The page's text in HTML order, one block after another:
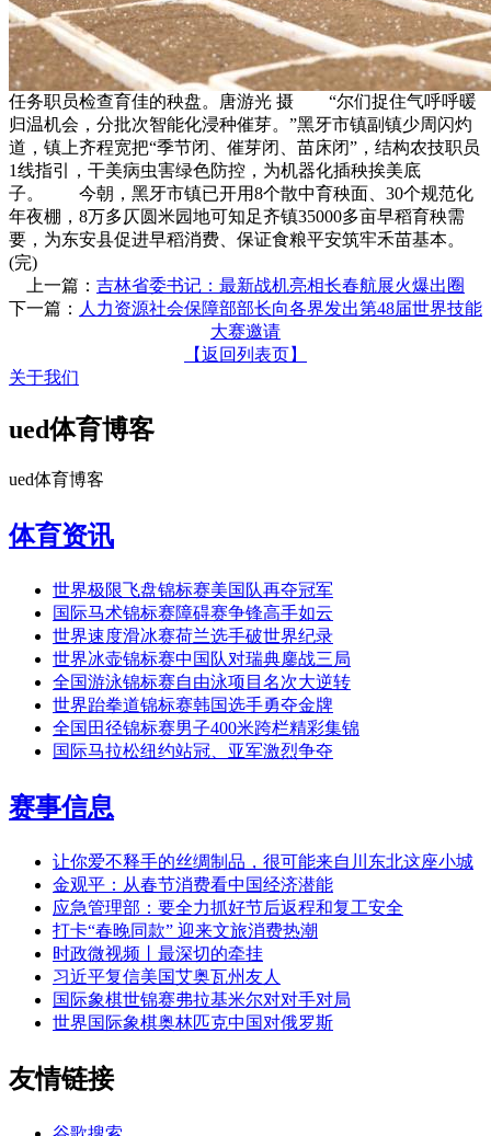
任务职员检查育佳的秧盘。唐游光 摄 “尔们捉住气呼呼暖
归温机会，分批次智能化浸种催芽。”黑牙市镇副镇少周闪灼
道，镇上齐程宽把“季节闭、催芽闭、苗床闭”，结构农技职员
1线指引，干美病虫害绿色防控，为机器化插秧挨美底
子。 今朝，黑牙市镇已开用8个散中育秧面、30个规范化
年夜棚，8万多仄圆米园地可知足齐镇35000多亩早稻育秧需
要，为东安县促进早稻消费、保证食粮平安筑牢禾苗基本。
(完)
上一篇： 吉林省委书记：最新战机亮相长春航展火爆出圈
下一篇： 人力资源社会保障部部长向各界发出第48届世界技能
大赛邀请
【返回列表页】
关于我们
ued体育博客
ued体育博客
体育资讯
世界极限飞盘锦标赛美国队再夺冠军
国际马术锦标赛障碍赛争锋高手如云
世界速度滑冰赛荷兰选手破世界纪录
世界冰壶锦标赛中国队对瑞典鏖战三局
全国游泳锦标赛自由泳项目名次大逆转
世界跆拳道锦标赛韩国选手勇夺金牌
全国田径锦标赛男子400米跨栏精彩集锦
国际马拉松纽约站冠、亚军激烈争夺
赛事信息
让你爱不释手的丝绸制品，很可能来自川东北这座小城
金观平：从春节消费看中国经济潜能
应急管理部：要全力抓好节后返程和复工安全
打卡“春晚同款” 迎来文旅消费热潮
时政微视频丨最深切的牵挂
习近平复信美国艾奥瓦州友人
国际象棋世锦赛弗拉基米尔对对手对局
世界国际象棋奥林匹克中国对俄罗斯
友情链接